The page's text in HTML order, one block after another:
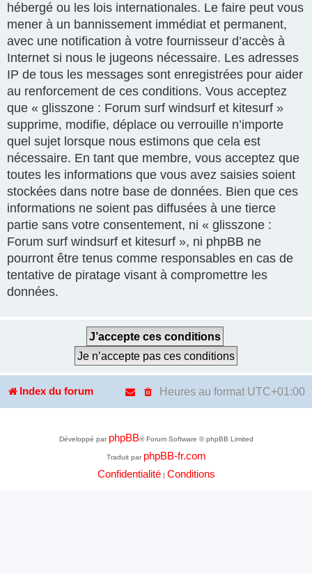
hébergé ou les lois internationales. Le faire peut vous
mener à un bannissement immédiat et permanent,
avec une notification à votre fournisseur d’accès à
Internet si nous le jugeons nécessaire. Les adresses
IP de tous les messages sont enregistrées pour aider
au renforcement de ces conditions. Vous acceptez
que « glisszone : Forum surf windsurf et kitesurf »
supprime, modifie, déplace ou verrouille n’importe
quel sujet lorsque nous estimons que cela est
nécessaire. En tant que membre, vous acceptez que
toutes les informations que vous avez saisies soient
stockées dans notre base de données. Bien que ces
informations ne soient pas diffusées à une tierce
partie sans votre consentement, ni « glisszone :
Forum surf windsurf et kitesurf », ni phpBB ne
pourront être tenus comme responsables en cas de
tentative de piratage visant à compromettre les
données.
Index du forum Heures au format UTC+01:00
Développé par phpBB® Forum Software © phpBB Limited
Traduit par phpBB-fr.com
Confidentialité| Conditions